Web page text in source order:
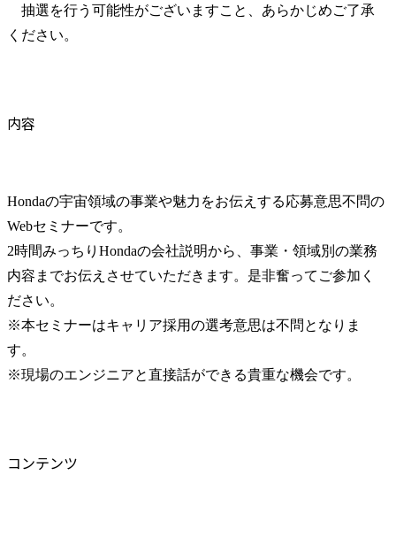
抽選を行う可能性がございますこと、あらかじめご了承
ください。
内容
Hondaの宇宙領域の事業や魅力をお伝えする応募意思不問の
Webセミナーです。
2時間みっちりHondaの会社説明から、事業・領域別の業務
内容までお伝えさせていただきます。是非奮ってご参加く
ださい。
※本セミナーはキャリア採用の選考意思は不問となりま
す。
※現場のエンジニアと直接話ができる貴重な機会です。
コンテンツ